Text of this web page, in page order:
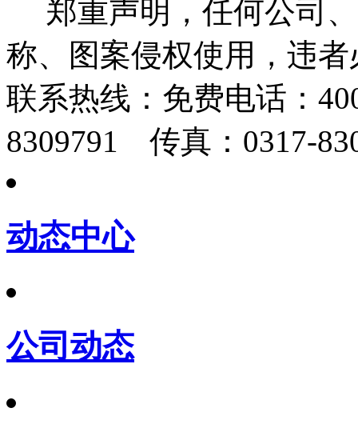
郑重声明，任何公司
称、图案侵权使用，违
联系热线： 免费电话：
8309791 传真：0317-
动态中心
公司动态